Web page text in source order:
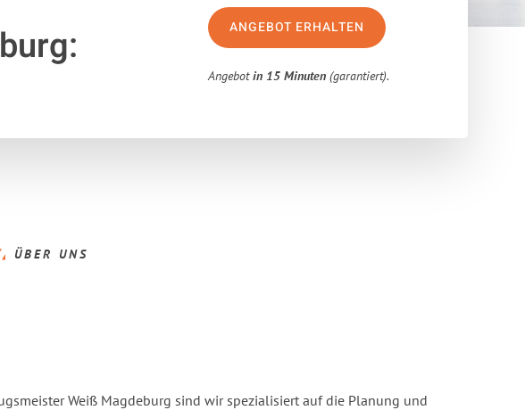
ANGEBOT ERHALTEN
Angebotin 15 Minuten (garantiert).
ÜBER UNS
Weiß Magdeburg sind wir spezialisiert auf die Planung und